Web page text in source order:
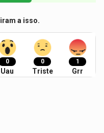
a isso.
0
Uau
0
Triste
1
Grr